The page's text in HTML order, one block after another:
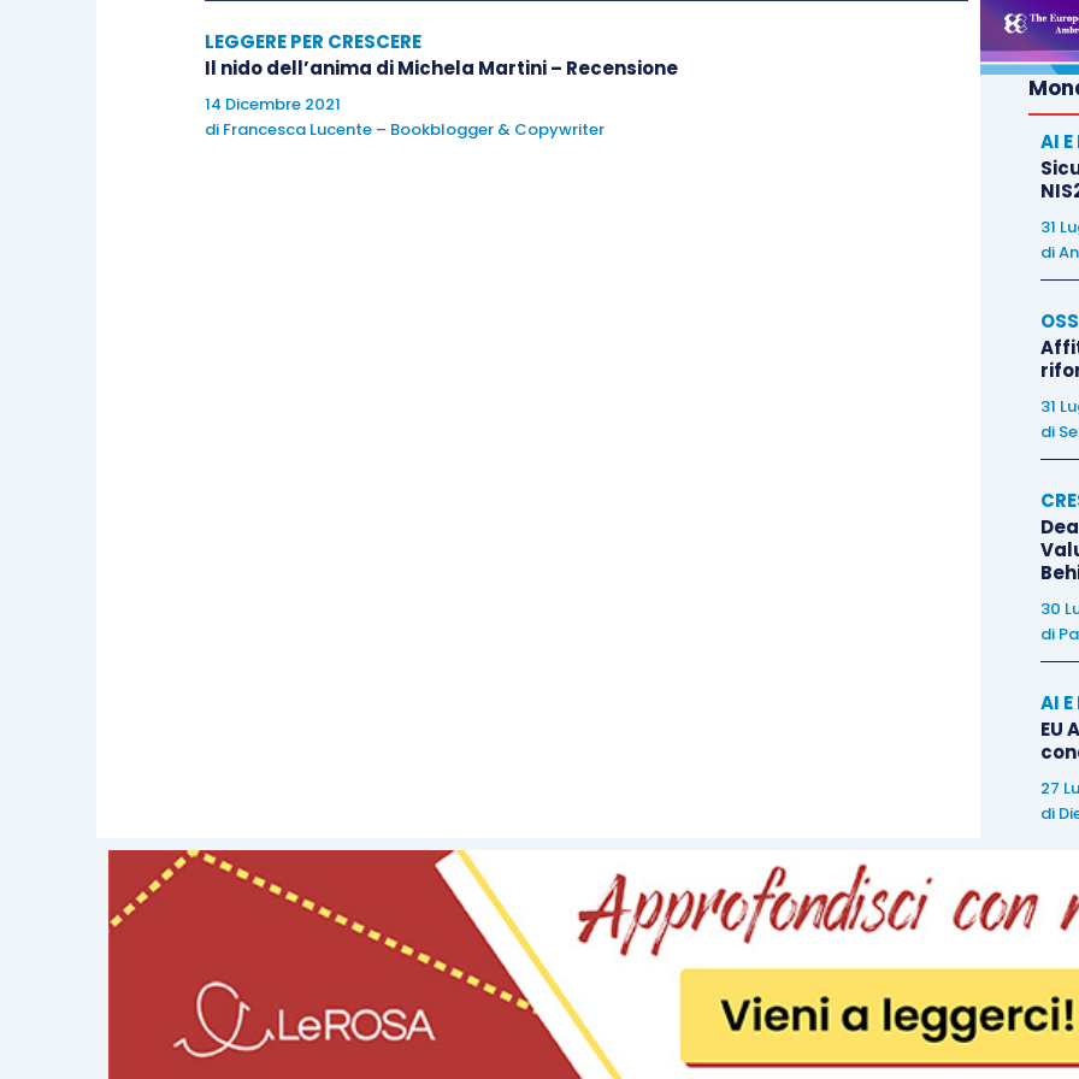
LEGGERE PER CRESCERE
Il nido dell’anima di Michela Martini – Recensione
14 Dicembre 2021
di Francesca Lucente – Bookblogger & Copywriter
AI
31
di
31
di
30
di
AI
EU
27
di